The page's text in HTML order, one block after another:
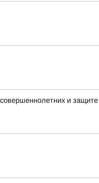
и защите